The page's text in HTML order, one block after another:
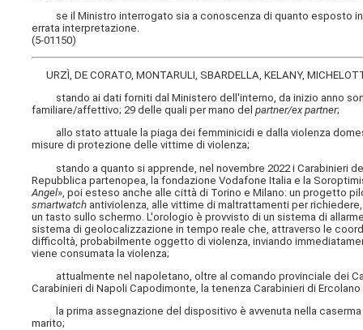
se il Ministro interrogato sia a conoscenza di quanto esposto in
errata interpretazione.
(5-01150)
URZÌ, DE CORATO, MONTARULI, SBARDELLA, KELANY,
stando ai dati forniti dal Ministero dell'interno, da inizio anno
familiare/affettivo; 29 delle quali per mano delpartner/ex partner;
allo stato attuale la piaga dei femminicidi e dalla violenza
misure di protezione delle vittime di violenza;
stando a quanto si apprende, nel novembre 2022 i Carabinieri
Repubblica partenopea, la fondazione Vodafone Italia e la
Angel», poi esteso anche alle città di Torino e Milano: un progetto
smartwatch antiviolenza, alle vittime di maltrattamenti per
un tasto sullo schermo. L'orologio è provvisto di un sistema di
sistema di geolocalizzazione in tempo reale che, attraverso le
difficoltà, probabilmente oggetto di violenza, inviando
viene consumata la violenza;
attualmente nel napoletano, oltre al comando provinciale dei
Carabinieri di Napoli Capodimonte, la tenenza Carabinieri di
la prima assegnazione del dispositivo è avvenuta nella caserma
marito;